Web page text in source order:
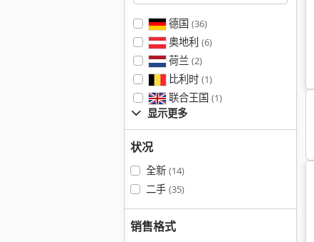
德国 (36)
奥地利 (6)
荷兰 (2)
比利时 (1)
联合王国 (1)
显示更多
状况
全新 (14)
二手 (35)
销售格式
Rohr To H 平板 拖车